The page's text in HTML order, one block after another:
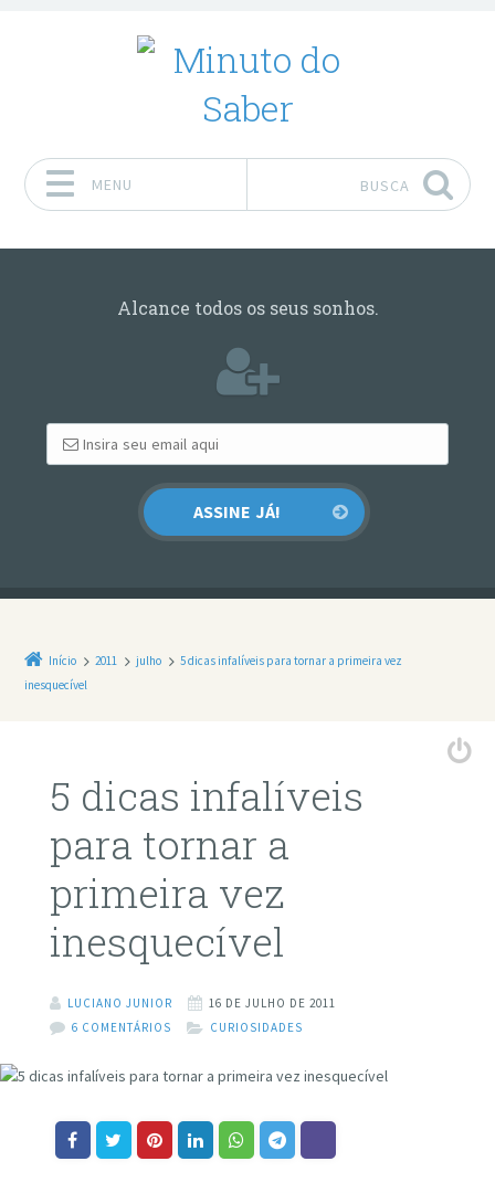
MENU BUSCA
Alcance todos os seus sonhos.
Início 2011 julho
5 dicas infalíveis para tornar a primeira vez
inesquecível
5 dicas infalíveis
para tornar a
primeira vez
inesquecível
LUCIANO JUNIOR
16 DE JULHO DE 2011
6 COMENTÁRIOS
CURIOSIDADES